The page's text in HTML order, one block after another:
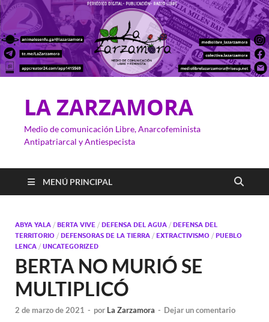
LA ZARZAMORA
Medio de comunicación Libre, Anarcofeminista
Antipatriarcal y Antiespecista
MENÚ PRINCIPAL
ABYA YALA / BERTA VIVE / DEFENSA DEL AGUA / DEFENSA DEL
TERRITORIO / DEFENSORAS DE LA TIERRA / EXTRACTIVISMO / PUEBLO
LENCA / UNCATEGORIZED
BERTA NO MURIÓ SE
MULTIPLICÓ
2 de marzo de 2021 - por La Zarzamora - Dejar un comentario